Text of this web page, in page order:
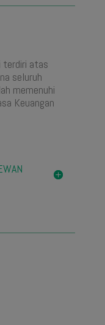
terdiri atas
seluruh
memenuhi
Keuangan